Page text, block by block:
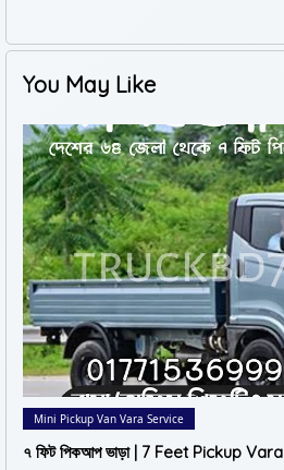
You May Like
Mini Pickup Van Vara Service
৭ ফিট পিকআপ ভাড়া | 7 Feet Pickup Vara